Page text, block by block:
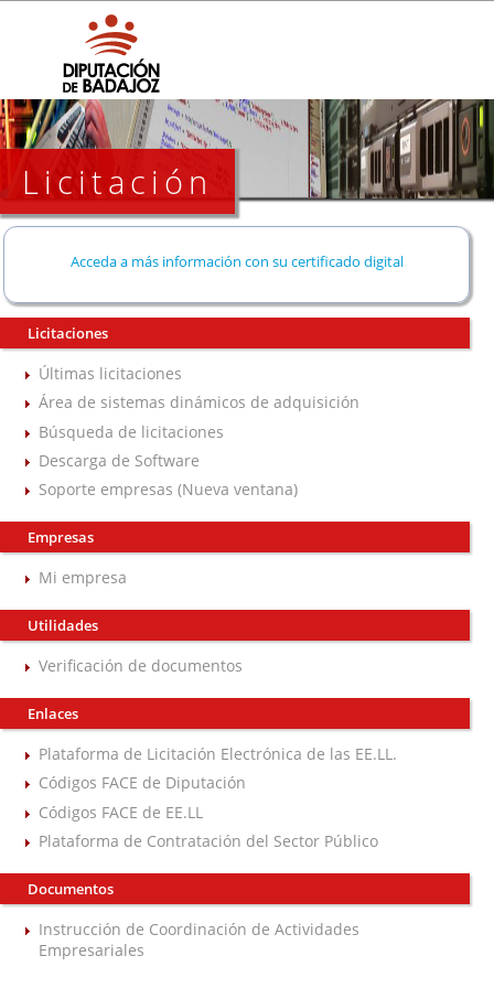
Licitación
Acceda a más información con su certificado digital
Licitaciones
Últimas licitaciones
Área de sistemas dinámicos de adquisición
Búsqueda de licitaciones
Descarga de Software
Soporte empresas (Nueva ventana)
Empresas
Mi empresa
Utilidades
Verificación de documentos
Enlaces
Plataforma de Licitación Electrónica de las EE.LL.
Códigos FACE de Diputación
Códigos FACE de EE.LL
Plataforma de Contratación del Sector Público
Documentos
Instrucción de Coordinación de Actividades
Empresariales